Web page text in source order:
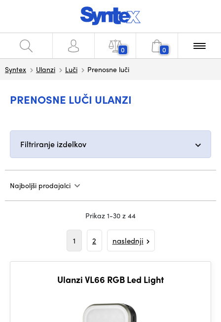
0 0
Syntex Ulanzi Luči Prenosne luči
PRENOSNE LUČI ULANZI
Filtriranje izdelkov
Najboljši prodajalci
Prikaz 1-30 z 44
1 2 naslednji
Ulanzi VL66 RGB Led Light